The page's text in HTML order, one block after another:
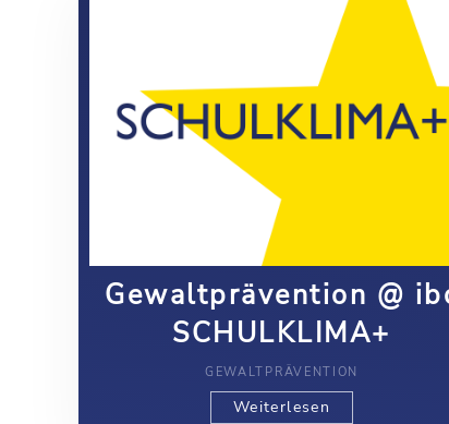
Gewaltprävention @
SCHULKLIMA+
GEWALTPRÄVENTION
Weiterlesen